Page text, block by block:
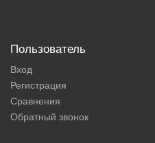
Пользователь
Вход
Регистрация
Сравнения
Обратный звонок